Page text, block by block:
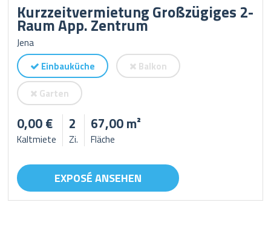
Kurzzeitvermietung Großzügiges 2-
Raum App. Zentrum
Jena
Einbauküche
Balkon
Garten
0,00 €
Kaltmiete
2
Zi.
67,00 m²
Fläche
EXPOSÉ ANSEHEN